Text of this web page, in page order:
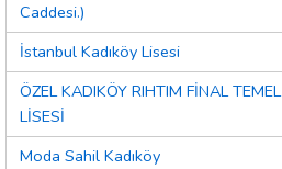
Caddesi.)
İstanbul Kadıköy Lisesi
ÖZEL KADIKÖY RIHTIM FİNAL TEMEL
LİSESİ
Moda Sahil Kadıköy